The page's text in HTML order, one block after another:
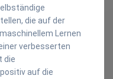
die auf der
Lernen
verbesserten
die
auf die